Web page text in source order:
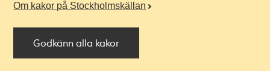
Om kakor på Stockholmskällan
Godkänn alla kakor